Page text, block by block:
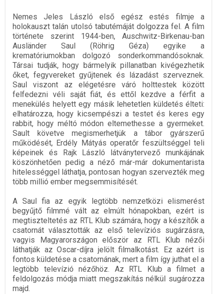
Nemes Jeles László első egész estés filmje a
holokauszt talán utolsó tabutémáját dolgozza fel. A film
története szerint 1944-ben, Auschwitz-Birkenau-ban
Ausländer Saul (Röhrig Géza) egyike a
krematóriumokban dolgozó sonderkommandósoknak.
Társai tudják, hogy bármelyik pillanatban kivégezhetik
őket, fegyvereket gyűjtenek és lázadást szerveznek.
Saul viszont az elégetésre váró holttestek között
felfedezni véli saját fiát, és ettől kezdve a férfit a
menekülés helyett egy másik lehetetlen küldetés élteti:
elhatározza, hogy kicsempészi a testet és keres egy
rabbit, hogy méltó módon eltemethesse a gyermeket.
Sault követve megismerhetjük a tábor gyárszerű
működését, Erdély Mátyás operatőr feszültséggel teli
képeinek és Rajk László látványtervező munkájának
köszönhetően pedig a néző már-már dokumentarista
hitelességgel láthatja, pontosan hogyan szervezték meg
több millió ember megsemmisítését.
A Saul fia az egyik legtöbb nemzetközi elismerést
begyűjtő filmmé vált az elmúlt hónapokban, ezért is
megtiszteltetés az RTL Klub számára, hogy a készítők a
csatornát választották az első televíziós sugárzásra,
vagyis Magyarországon először az RTL Klub nézői
láthatják az Oscar-díjra jelölt filmalkotást. Ez azért is
fontos küldetése a csatornának, mert a film így juthat el a
legtöbb televízió nézőhöz. Az RTL Klub a filmet a
feldolgozás módja miatt megszakítás nélkül sugározza
majd.